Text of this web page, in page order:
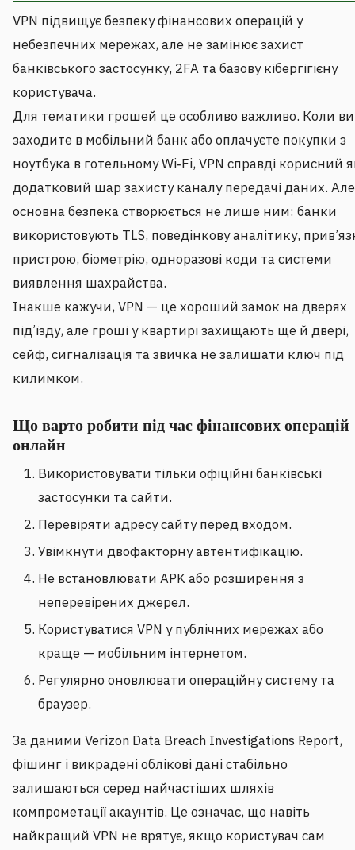
VPN підвищує безпеку фінансових операцій у
небезпечних мережах, але не замінює захист
банківського застосунку, 2FA та базову кібергігієну
користувача.
Для тематики грошей це особливо важливо. Коли ви
заходите в мобільний банк або оплачуєте покупки з
ноутбука в готельному Wi‑Fi, VPN справді корисний
додатковий шар захисту каналу передачі даних. Але
основна безпека створюється не лише ним: банки
використовують TLS, поведінкову аналітику,
пристрою, біометрію, одноразові коди та системи
виявлення шахрайства.
Інакше кажучи, VPN — це хороший замок на дверях
під’їзду, але гроші у квартирі захищають ще й двері,
сейф, сигналізація та звичка не залишати ключ під
килимком.
Що варто робити під час фінансових операцій
онлайн
Використовувати тільки офіційні банківські
застосунки та сайти.
Перевіряти адресу сайту перед входом.
Увімкнути двофакторну автентифікацію.
Не встановлювати APK або розширення з
неперевірених джерел.
Користуватися VPN у публічних мережах або
краще — мобільним інтернетом.
Регулярно оновлювати операційну систему та
браузер.
За даними Verizon Data Breach Investigations Report,
фішинг і викрадені облікові дані стабільно
залишаються серед найчастіших шляхів
компрометації акаунтів. Це означає, що навіть
найкращий VPN не врятує, якщо користувач сам